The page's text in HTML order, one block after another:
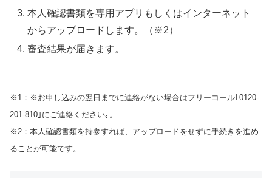
本人確認書類を専用アプリもしくはインターネット
からアップロードします。（※2）
審査結果が届きます。
※1：※お申し込みの翌日までに連絡がない場合はフリーコール｢0120-
201-810｣にご連絡ください｡。
※2：本人確認書類を持参すれば、アップロードをせずに手続きを進め
ることが可能です。